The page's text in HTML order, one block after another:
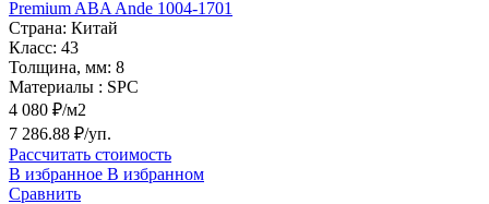
Premium ABA Ande 1004-1701
Страна: Китай
Класс: 43
Толщина, мм: 8
Материалы : SPC
4 080 ₽/м2
7 286.88 ₽/уп.
Рассчитать стоимость
В избранное В избранном
Сравнить